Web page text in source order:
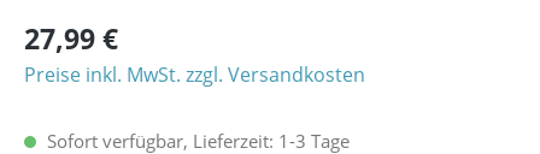
27,99 €
Preise inkl. MwSt. zzgl. Versandkosten
Sofort verfügbar, Lieferzeit: 1-3 Tage